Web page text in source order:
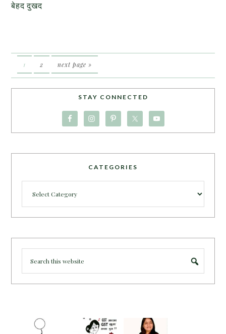
बेहद दुखद
1 2 next page »
STAY CONNECTED
CATEGORIES